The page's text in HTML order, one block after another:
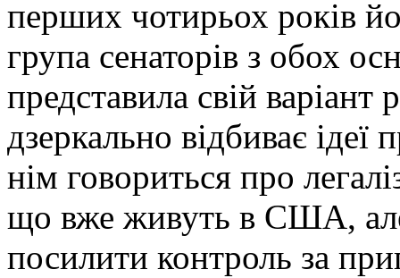
перших чотирьох років
група сенаторів з обох
представила свій
дзеркально відбиває ідеї
нім говориться про
що вже живуть в США,
посилити контроль за